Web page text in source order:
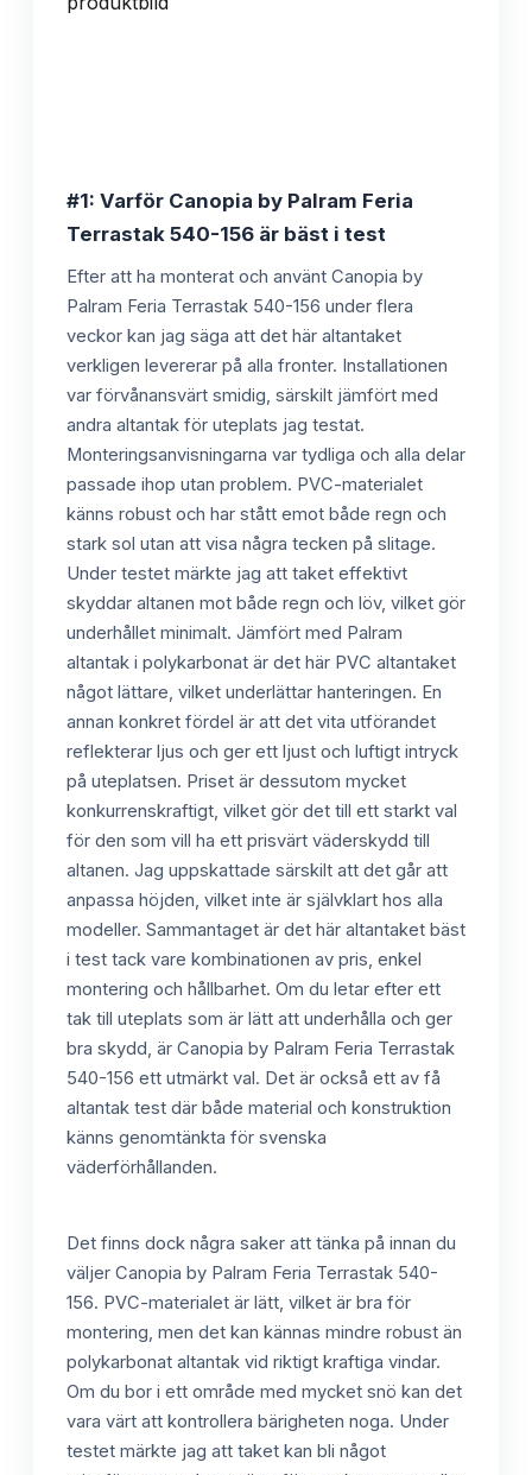
#1: Varför Canopia by Palram Feria
Terrastak 540-156 är bäst i test
Efter att ha monterat och använt Canopia by
Palram Feria Terrastak 540-156 under flera
veckor kan jag säga att det här altantaket
verkligen levererar på alla fronter. Installationen
var förvånansvärt smidig, särskilt jämfört med
andra altantak för uteplats jag testat.
Monteringsanvisningarna var tydliga och alla delar
passade ihop utan problem. PVC-materialet
känns robust och har stått emot både regn och
stark sol utan att visa några tecken på slitage.
Under testet märkte jag att taket effektivt
skyddar altanen mot både regn och löv, vilket gör
underhållet minimalt. Jämfört med Palram
altantak i polykarbonat är det här PVC altantaket
något lättare, vilket underlättar hanteringen. En
annan konkret fördel är att det vita utförandet
reflekterar ljus och ger ett ljust och luftigt intryck
på uteplatsen. Priset är dessutom mycket
konkurrenskraftigt, vilket gör det till ett starkt val
för den som vill ha ett prisvärt väderskydd till
altanen. Jag uppskattade särskilt att det går att
anpassa höjden, vilket inte är självklart hos alla
modeller. Sammantaget är det här altantaket bäst
i test tack vare kombinationen av pris, enkel
montering och hållbarhet. Om du letar efter ett
tak till uteplats som är lätt att underhålla och ger
bra skydd, är Canopia by Palram Feria Terrastak
540-156 ett utmärkt val. Det är också ett av få
altantak test där både material och konstruktion
känns genomtänkta för svenska
väderförhållanden.
Det finns dock några saker att tänka på innan du
väljer Canopia by Palram Feria Terrastak 540-
156. PVC-materialet är lätt, vilket är bra för
montering, men det kan kännas mindre robust än
polykarbonat altantak vid riktigt kraftiga vindar.
Om du bor i ett område med mycket snö kan det
vara värt att kontrollera bärigheten noga. Under
testet märkte jag att taket kan bli något